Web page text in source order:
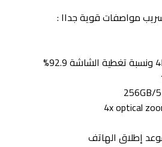
مواصفات قوية جداا :
إطلاق الهاتف